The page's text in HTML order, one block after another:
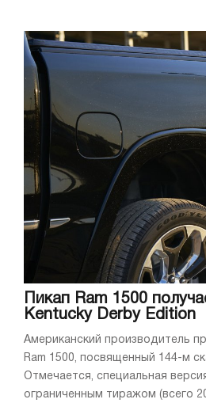
Пикап Ram 1500
Kentucky Derby Edition
Американский производитель
Ram 1500, посвященный 144-м
Отмечается, специальная
ограниченным тиражом (всего